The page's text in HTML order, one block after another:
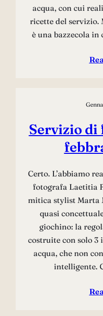
acqua, con cui
ricette del servizio.
è una bazzecola
Servizio di
Certo. L’abbiamo
fotografa Laetitia
mitica stylist Marta
quasi
giochino: la
costruite con solo 3
acqua, che non
intelligente.